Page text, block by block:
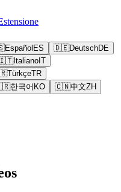
Español ES 🇩🇪DeutschDE
Italiano IT
TürkçeTR
한국어 KO 🇨🇳中文ZH